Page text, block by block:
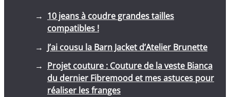
10 jeans à coudre grandes tailles
compatibles !
J’ai cousu la Barn Jacket d’Atelier Brunette
Projet couture : Couture de la veste Bianca
du dernier Fibremood et mes astuces pour
réaliser les franges